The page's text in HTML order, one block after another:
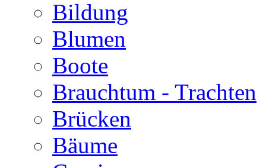
Bildung
Blumen
Boote
Brauchtum - Trachten
Brücken
Bäume